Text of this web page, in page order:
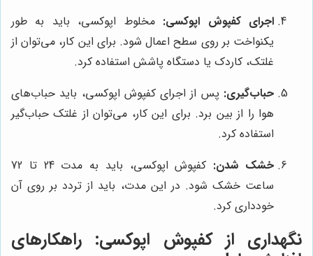
اجرای کفپوش اپوکسی: مخلوط اپوکسی، باید به طور
یکنواخت بر روی سطح اعمال شود. برای این کار، می‌توان از
غلتک، کاردک یا دستگاه پاشش استفاده کرد.
حباب‌گیری: پس از اجرای کفپوش اپوکسی، باید حباب‌های
هوا را از بین برد. برای این کار، می‌توان از غلتک حباب‌گیر
استفاده کرد.
خشک شدن:
کفپوش اپوکسی، باید به مدت 24 تا 72
ساعت خشک شود. در این مدت، باید از تردد بر روی آن
خودداری کرد.
نگهداری از کفپوش اپوکسی: راهکارهای